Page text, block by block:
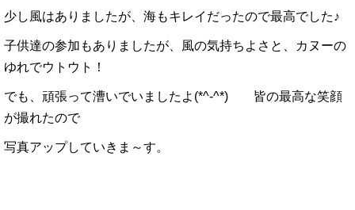
少し風はありましたが、海もキレイだったので最高でした♪
子供達の参加もありましたが、風の気持ちよさと、カヌーの
ゆれでウトウト！
でも、頑張って漕いでいましたよ(*^-^*) 皆の最高な笑顔
が撮れたので
写真アップしていきま～す。